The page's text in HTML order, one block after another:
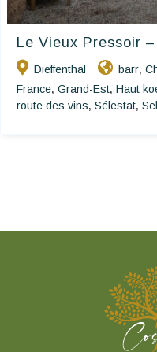
Le Vieux Pressoir
Dieffenthal barr,
France, Grand-Est, Haut
route des vins, Sélestat,